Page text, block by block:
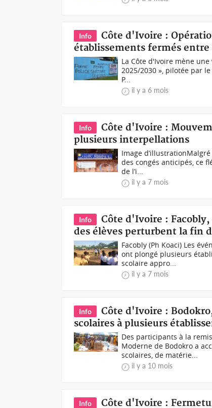
Info
Côte d'Ivoire :
établissements fermés entre
La Côte d'Ivoire mène
2025/2030 », pilotée par
P...
il y a 6 mois
Info
Côte d'Ivoire :
plusieurs interpellations
Image
des congés anticipés, ce
de l’i...
il y a 7 mois
Info
Côte d'Ivoire :
des élèves perturbent la fin
Facobly (Ph Koaci) Les
ont plongé plusieurs
scolaire appro...
il y a 7 mois
Info
Côte d'Ivoire :
scolaires à plusieurs
Des participants à la
Moderne de Bodokro a
scolaires, de matérie...
il y a 10 mois
Info Côte d'Ivoire :